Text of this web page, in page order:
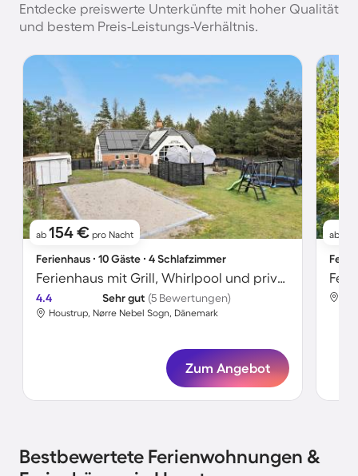
Entdecke preiswerte Unterkünfte mit hoher Qualität
und bestem Preis-Leistungs-Verhältnis.
ab 154 € pro Nacht
Ferienhaus ∙ 10 Gäste ∙ 4 Schlafzimmer
Ferienhaus mit Grill, Whirlpool und privatem Pool
4.4 Sehr gut (5 Bewertungen)
Houstrup, Nørre Nebel Sogn, Dänemark
Zum Angebot
ab
Bestbewertete Ferienwohnungen &